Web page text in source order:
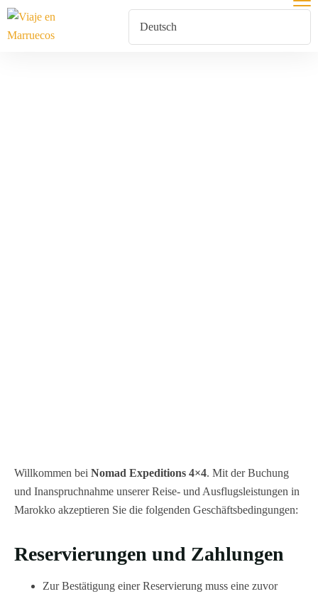
Willkommen bei Nomad Expeditions 4×4. Mit der Buchung
und Inanspruchnahme unserer Reise- und Ausflugsleistungen in
Marokko akzeptieren Sie die folgenden Geschäftsbedingungen:
Reservierungen und Zahlungen
Zur Bestätigung einer Reservierung muss eine zuvor